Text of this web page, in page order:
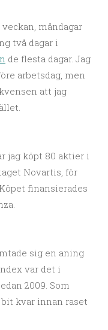
måndagar
två dagar i
de flesta dagar. Jag
arbetsdag, men
att jag
jag köpt 80 aktier i
Novartis, för
finansierades
sig en aning
var det i
2009. Som
kvar innan raset